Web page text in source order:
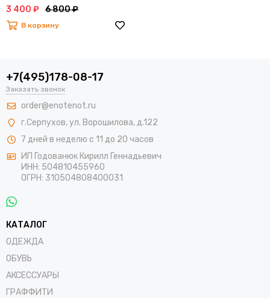
3 400 ₽ 6 800 ₽
В корзину
+7(495)178-08-17
Заказать звонок
order@enotenot.ru
г.Серпухов, ул. Ворошилова, д.122
7 дней в неделю с 11 до 20 часов
ИП Годованюк Кирилл Геннадьевич
ИНН: 504810455960
ОГРН: 310504808400031
КАТАЛОГ
ОДЕЖДА
ОБУВЬ
АКСЕССУАРЫ
ГРАФФИТИ